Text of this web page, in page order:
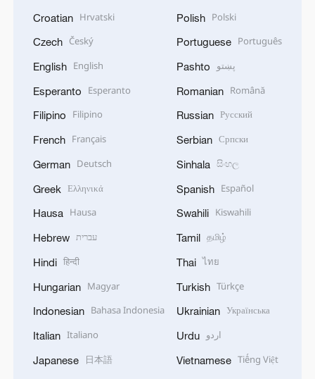
Croatian Hrvatski
Czech Český
English English
Esperanto Esperanto
Filipino Filipino
French Français
German Deutsch
Greek Ελληνικά
Hausa Hausa
Hebrew עברית
Hindi हिन्दी
Hungarian Magyar
Indonesian Bahasa Indonesia
Italian Italiano
Japanese 日本語
Polish Polski
Portuguese Português
Pashto پښتو
Romanian Română
Russian Русский
Serbian Српски
Sinhala සිංහල
Spanish Español
Swahili Kiswahili
Tamil தமிழ்
Thai ไทย
Turkish Türkçe
Ukrainian Українська
Urdu اردو
Vietnamese Tiếng Việt